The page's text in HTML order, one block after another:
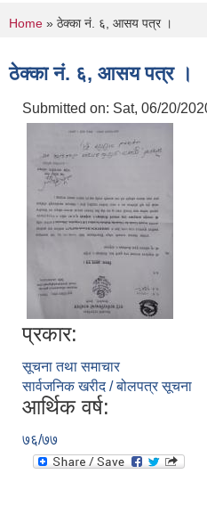
You are here
Home » ठेक्का नं. ६, आसय पत्र ।
ठेक्का नं. ६, आसय पत्र ।
Submitted on: Sat, 06/20/
प्रकार:
सूचना तथा समाचार
सार्वजनिक खरीद / बोलपत्र सूचना
आर्थिक वर्ष:
७६/७७